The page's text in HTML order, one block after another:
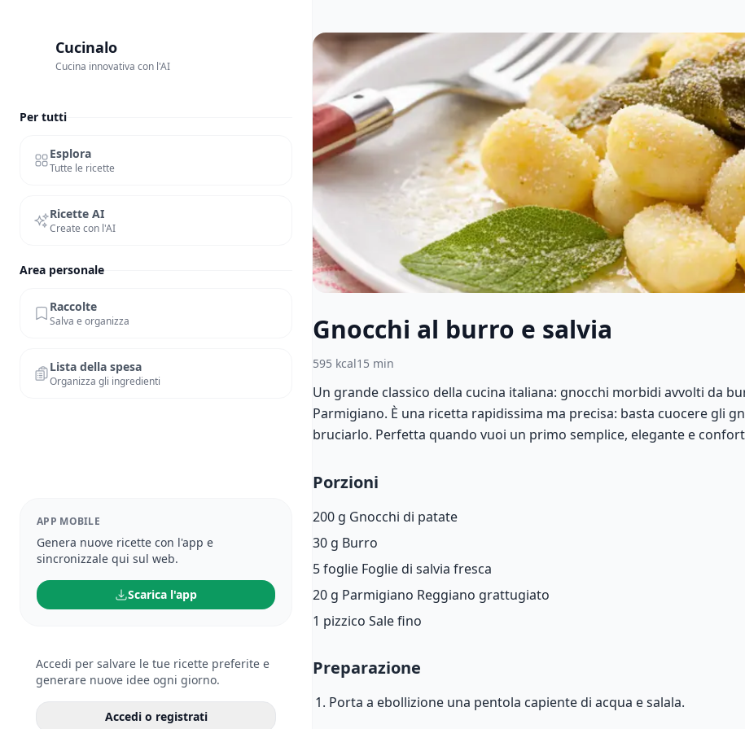
Cucinalo
Cucina innovativa con l'AI
Per tutti
Esplora
Tutte le ricette
Ricette AI
Create con l'AI
Area personale
Raccolte
Salva e organizza
Lista della spesa
Organizza gli ingredienti
APP MOBILE
Genera nuove ricette con l'app e
sincronizzale qui sul web.
Scarica l'app
Accedi per salvare le tue ricette preferite e
generare nuove idee ogni giorno.
Accedi o registrati
Gnocchi al burro e salvia
595 kcal15 min
Un grande classico della cucina italiana: gnocchi morbidi avvolti da
Parmigiano. È una ricetta rapidissima ma precisa: basta cuocere gli
bruciarlo. Perfetta quando vuoi un primo semplice, elegante e
Porzioni
200 g Gnocchi di patate
30 g Burro
5 foglie Foglie di salvia fresca
20 g Parmigiano Reggiano grattugiato
1 pizzico Sale fino
Preparazione
Porta a ebollizione una pentola capiente di acqua e salala.